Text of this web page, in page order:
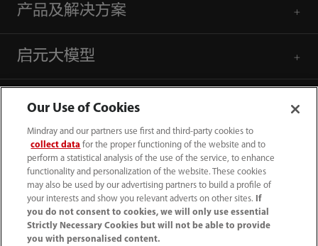
产品及解决方案
启元大模型
用户服务
媒体中心
人才招聘
关于我们
Our Use of Cookies
Mindray and our partners use first and third-party cookies to
collect data for the proper functioning of the website and to
perform a statistical analysis of the use of the service, to enhance
functionality and personalization of the website. These cookies
may also be used by our advertising partners to build a profile of
your interests and show you relevant adverts on other sites.
If
you do not consent to cookies, we will only use essential
Strictly Necessary Cookies but will not be able to provide
you with personalised content.